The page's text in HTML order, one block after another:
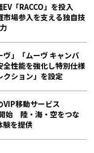
EV「RACCO」を投入
市場参入を支える独自技
ヴ」「ムーヴ キャンバ
性能を強化し特別仕様
クション」を設定
VIP移動サービス
始 陸・海・空をつな
験を提供